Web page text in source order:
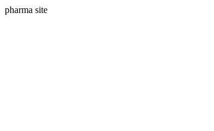
pharma site